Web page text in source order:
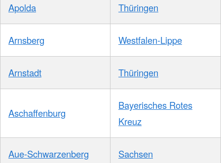
Apolda Thüringen
Arnsberg Westfalen-Lippe
Arnstadt Thüringen
Aschaffenburg
Bayerisches Rotes
Kreuz
Aue-Schwarzenberg Sachsen